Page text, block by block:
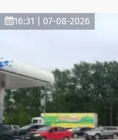
16:31 | 07-08-2026